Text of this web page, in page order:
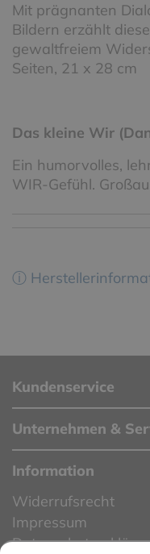
Mit prägnanten
Bildern erzählt
gewaltfreiem
Seiten, 21 x 28 cm
Das kleine Wir
Ein humorvolles,
WIR-Gefühl.
ⓘ
Kundenservice
Unternehmen &
Information
Widerrufsrecht
Impressum